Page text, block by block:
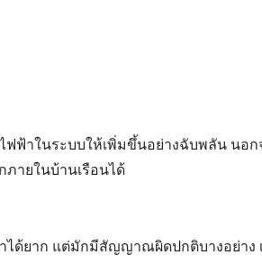
ฟฟ้าในระบบให้เพิ่มขึ้นอย่างฉับพลัน น
ภายในบ้านเรือนได้
ได้ยาก แต่มักมีสัญญาณผิดปกติบางอย่าง